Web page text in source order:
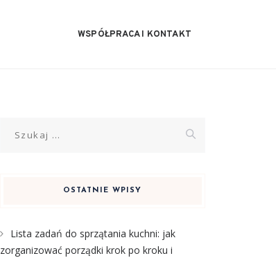
WSPÓŁPRACA I KONTAKT
OSTATNIE WPISY
Lista zadań do sprzątania kuchni: jak
zorganizować porządki krok po kroku i